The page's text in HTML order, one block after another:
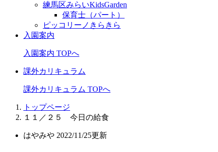
練馬区みらいKidsGarden
保育士（パート）
ピッコリーノきらきら
入園案内
入園案内 TOPへ
課外カリキュラム
課外カリキュラム TOPへ
トップページ
１１／２５ 今日の給食
はやみや 2022/11/25更新